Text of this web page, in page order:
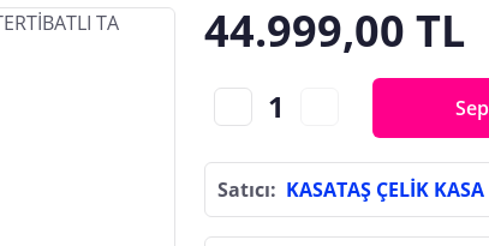
44.999,00 TL
Satıcı: KASATAŞ ÇELİK